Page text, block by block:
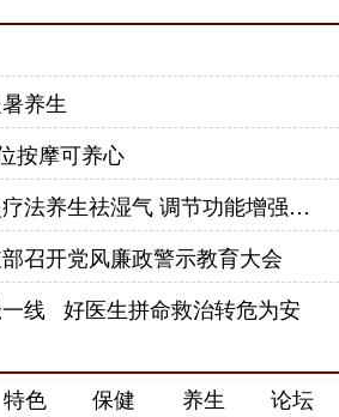
养生
按摩可养心
馆陶县中医院：火灸疗法养生祛湿气 调节功能增强免疫力
召开党风廉政警示教育大会
线 好医生拼命救治转危为安
特色 保健 养生
论坛